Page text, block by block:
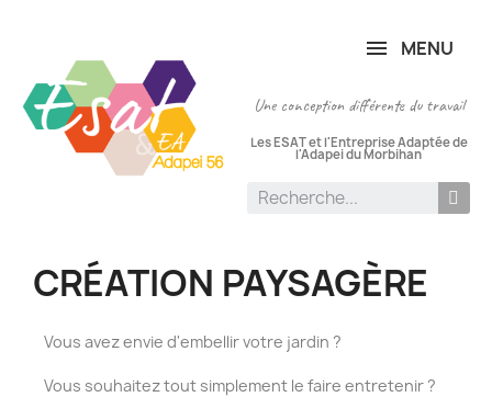
MENU
Une conception différente du travail
Les ESAT et l'Entreprise Adaptée de
l'Adapei du Morbihan
CRÉATION PAYSAGÈRE
Vous avez envie d'embellir votre jardin ?
Vous souhaitez tout simplement le faire entretenir ?